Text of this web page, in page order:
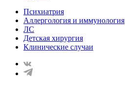
Психиатрия
Аллергология и иммунология
ЛС
Детская хирургия
Клинические случаи